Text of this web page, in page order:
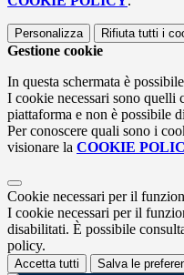
Personalizza Rifiuta tutti i
Gestione cookie
In questa schermata è
I cookie necessari sono quelli
piattaforma e non è possibile
Per conoscere quali sono i
visionare la COOKIE
Cookie necessari per il
I cookie necessari per il
disabilitati. È possibile
policy.
Accetta tutti Salva le